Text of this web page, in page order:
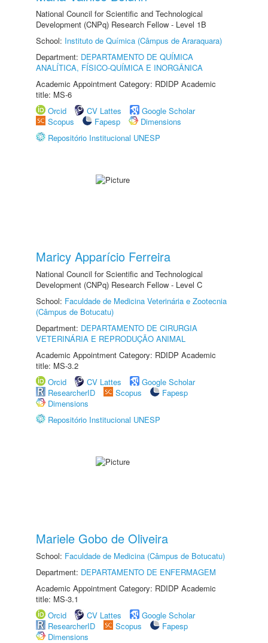
National Council for Scientific and Technological
Development (CNPq) Research Fellow - Level 1B
School: Instituto de Química (Câmpus de Araraquara)
Department: DEPARTAMENTO DE QUÍMICA
ANALÍTICA, FÍSICO-QUÍMICA E INORGÂNICA
Academic Appointment Category: RDIDP Academic
title: MS-6
Orcid
CV Lattes
Google Scholar
Scopus
Fapesp
Dimensions
Repositório Institucional UNESP
Maricy Apparício Ferreira
National Council for Scientific and Technological
Development (CNPq) Research Fellow - Level C
School: Faculdade de Medicina Veterinária e Zootecnia
(Câmpus de Botucatu)
Department: DEPARTAMENTO DE CIRURGIA
VETERINÁRIA E REPRODUÇÃO ANIMAL
Academic Appointment Category: RDIDP Academic
title: MS-3.2
Orcid
CV Lattes
Google Scholar
ResearcherID
Scopus
Fapesp
Dimensions
Repositório Institucional UNESP
Mariele Gobo de Oliveira
School: Faculdade de Medicina (Câmpus de Botucatu)
Department: DEPARTAMENTO DE ENFERMAGEM
Academic Appointment Category: RDIDP Academic
title: MS-3.1
Orcid
CV Lattes
Google Scholar
ResearcherID
Scopus
Fapesp
Dimensions